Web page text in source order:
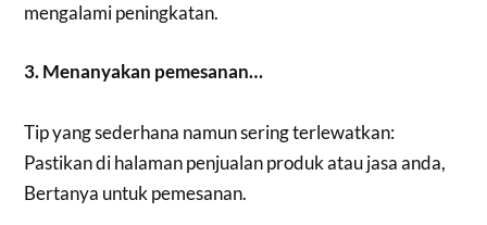
mengalami peningkatan.
3. Menanyakan pemesanan…
Tip yang sederhana namun sering terlewatkan:
Pastikan di halaman penjualan produk atau jasa anda,
Bertanya untuk pemesanan.